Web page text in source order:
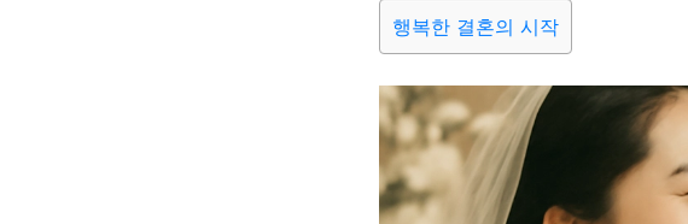
행복한 결혼의 시작